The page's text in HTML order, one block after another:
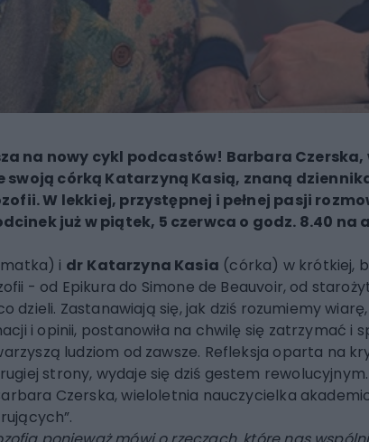
na nowy cykl podcastów! Barbara
swoją córką Katarzyną Kasią, znaną
W lekkiej, przystępnej i pełnej pasji
już w piątek, 5 czerwca o godz. 8.40
i dr Katarzyna Kasia (córka) w krótkiej,
- od Epikura do Simone de Beauvoir, od
dzieli. Zastanawiają się, jak dziś rozumiemy
i opinii, postanowiła na chwilę się zatrzymać i
ludziom od zawsze. Refleksja oparta na
strony, wydaje się dziś gestem
Czerska, wieloletnia nauczycielka